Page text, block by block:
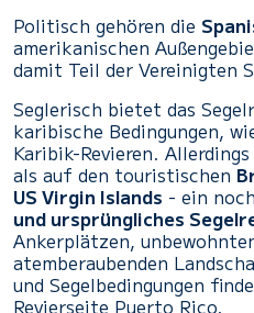
Politisch gehören die
amerikanischen
damit Teil der Vereinigten
Seglerisch bietet das
karibische Bedingungen,
Karibik-Revieren.
als auf den touristischen
US Virgin Islands - ein
und ursprüngliches
Ankerplätzen,
atemberaubenden
und Segelbedingungen
Revierseite Puerto Rico.